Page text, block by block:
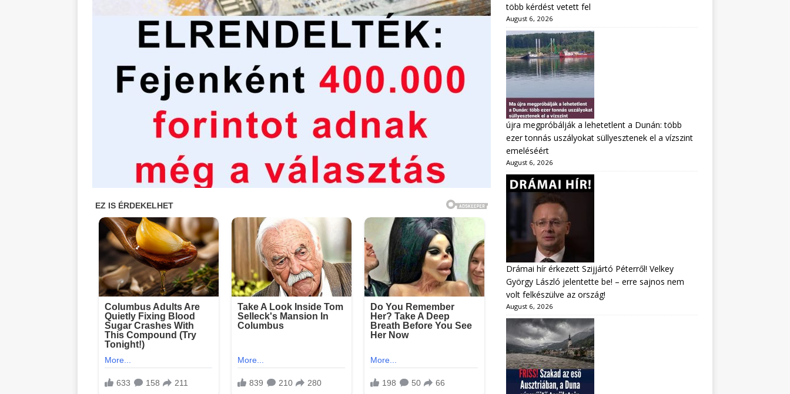
több kérdést vetett fel
August 6, 2026
újra megpróbálják a lehetetlent a Dunán: több
ezer tonnás uszályokat süllyesztenek el a vízszint
emeléséért
August 6, 2026
Drámai hír érkezett Szijjártó Péterről! Velkey
György László jelentette be! – erre sajnos nem
volt felkészülve az ország!
August 6, 2026